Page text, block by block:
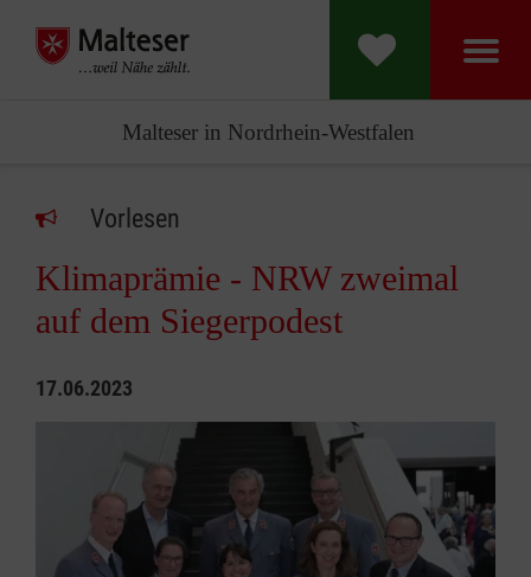
Malteser in Nordrhein-Westfalen
Vorlesen
Klimaprämie - NRW zweimal
auf dem Siegerpodest
17.06.2023